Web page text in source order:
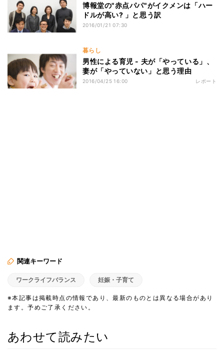
博報堂の"赤点パパ"がイクメンは「ハー
ドルが高い? 」と思う訳
2016/01/21 07:30
暮らし
男性による育児 - 夫が「やっている」、
妻が「やっていない」と思う理由
2016/04/25 16:00 レポート
関連キーワード
ワークライフバランス 妊娠・子育て
※本記事は掲載時点の情報であり、最新のものとは異なる場合があり
ます。予めご了承ください。
あわせて読みたい